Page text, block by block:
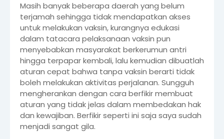
Masih banyak beberapa daerah yang belum
terjamah sehingga tidak mendapatkan akses
untuk melakukan vaksin, kurangnya edukasi
dalam tatacara pelaksanaan vaksin pun
menyebabkan masyarakat berkerumun antri
hingga terpapar kembali, lalu kemudian dibuatlah
aturan cepat bahwa tanpa vaksin berarti tidak
boleh melakukan aktivitas perjalanan. Sungguh
mengherankan dengan cara berfikir membuat
aturan yang tidak jelas dalam membedakan hak
dan kewajiban. Berfikir seperti ini saja saya sudah
menjadi sangat gila.